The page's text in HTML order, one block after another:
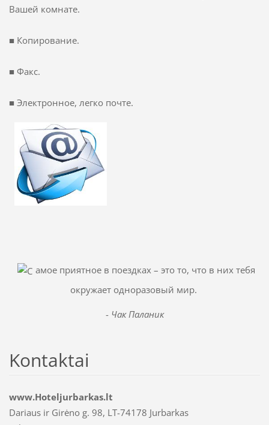
Вашей комнате.
■ Копирование.
■ Факс.
■ Электронное, легко почте.
амое приятное в поездках – это то, что в них тебя
окружает одноразовый мир.
- Чак Паланик
Kontaktai
www.Hoteljurbarkas.lt
Dariaus ir Girėno g. 98, LT-74178 Jurbarkas